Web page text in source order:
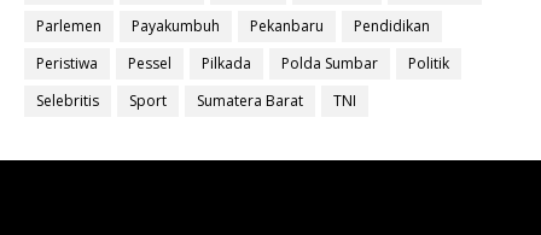
Parlemen
Payakumbuh Pekanbaru
Pendidikan
Peristiwa
Pessel Pilkada Polda Sumbar
Politik
Selebritis
Sport Sumatera Barat TNI